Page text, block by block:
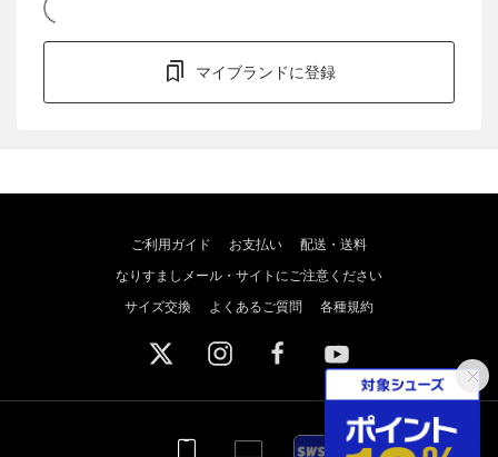
マイブランドに登録
ご利用ガイド お支払い
配送・送料
なりすましメール・サイトにご注意ください
サイズ交換
よくあるご質問 各種規約